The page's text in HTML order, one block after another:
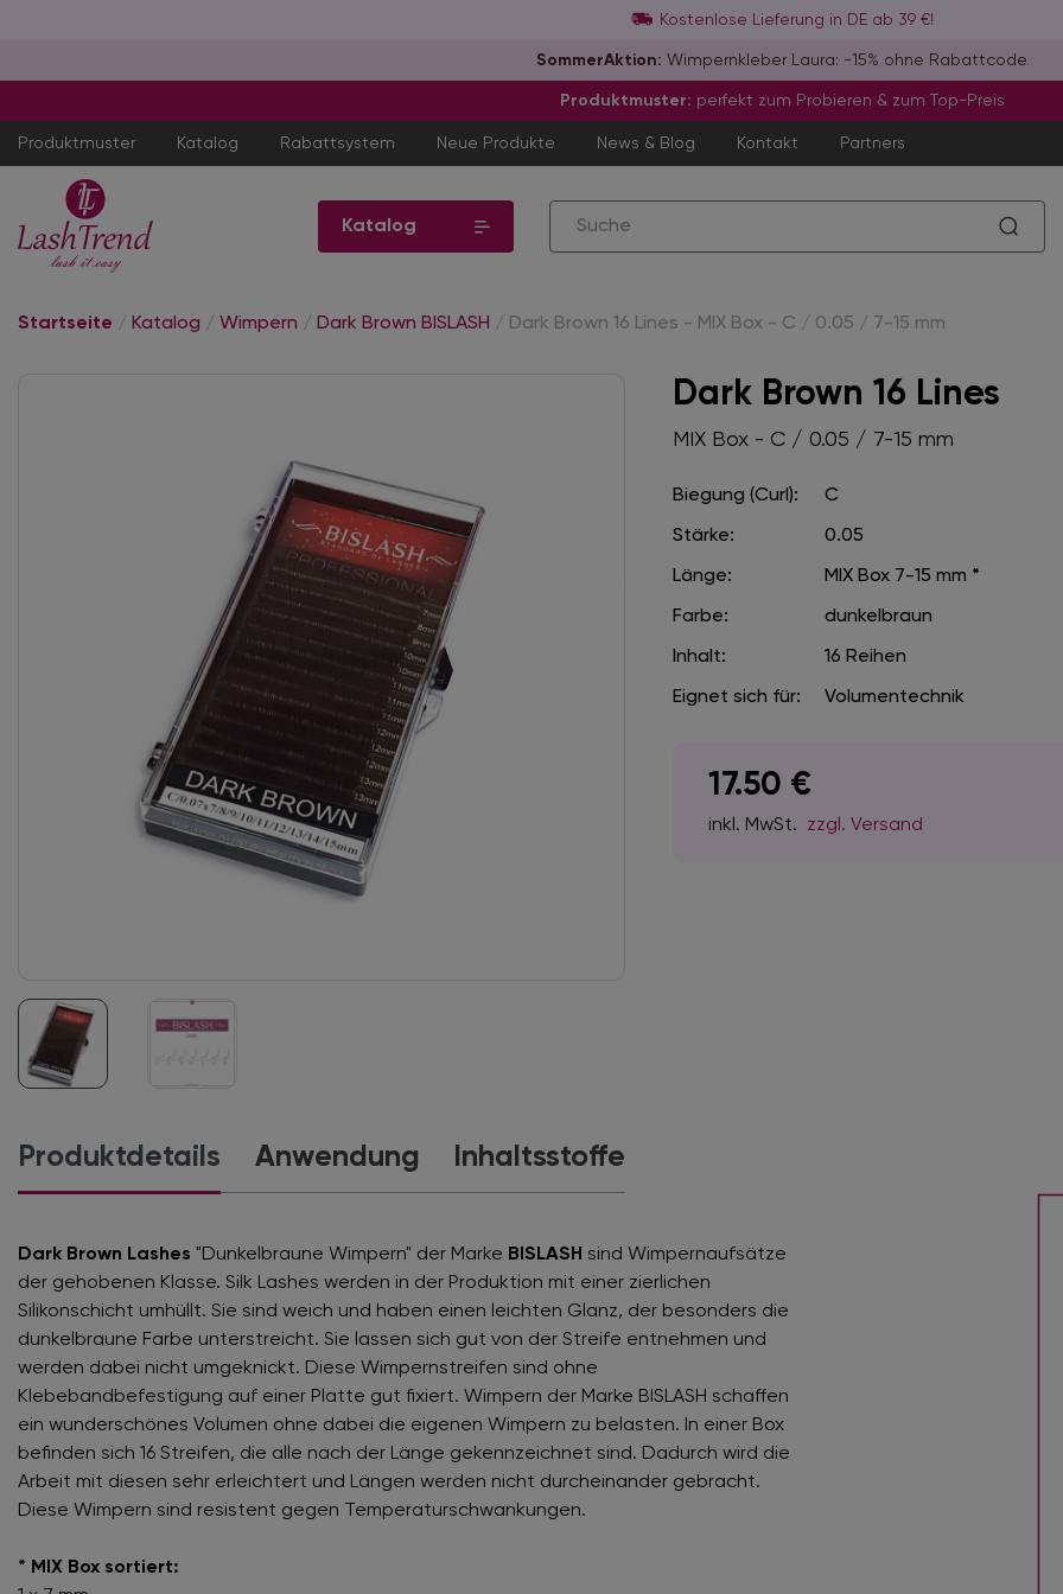
Kostenlose Lieferung in DE ab 39 €!
SommerAktion: Wimpernkleber Laura: -15% ohne Rabattcode
Produktmuster: perfekt zum Probieren & zum Top-Preis
Produktmuster Katalog Rabattsystem Neue Produkte News & Blog Kontakt Partners
Katalog
Startseite / Katalog / Wimpern / Dark Brown BISLASH / Dark Brown 16 Lines - MIX Box - C / 0.05 / 7-15 mm
Dark Brown 16 Lines
MIX Box - C / 0.05 / 7-15 mm
Biegung (Curl): C
Stärke: 0.05
Länge: MIX Box 7-15 mm *
Farbe: dunkelbraun
Inhalt: 16 Reihen
Eignet sich für: Volumentechnik
17.50 €
inkl. MwSt. zzgl. Versand
Produktdetails Anwendung Inhaltsstoffe
Dark Brown Lashes "Dunkelbraune Wimpern" der Marke BISLASH sind Wimpernaufsätze
der gehobenen Klasse. Silk Lashes werden in der Produktion mit einer zierlichen
Silikonschicht umhüllt. Sie sind weich und haben einen leichten Glanz, der besonders die
dunkelbraune Farbe unterstreicht. Sie lassen sich gut von der Streife entnehmen und
werden dabei nicht umgeknickt. Diese Wimpernstreifen sind ohne
Klebebandbefestigung auf einer Platte gut fixiert. Wimpern der Marke BISLASH schaffen
ein wunderschönes Volumen ohne dabei die eigenen Wimpern zu belasten. In einer Box
befinden sich 16 Streifen, die alle nach der Länge gekennzeichnet sind. Dadurch wird die
Arbeit mit diesen sehr erleichtert und Längen werden nicht durcheinander gebracht.
Diese Wimpern sind resistent gegen Temperaturschwankungen.
* MIX Box sortiert: